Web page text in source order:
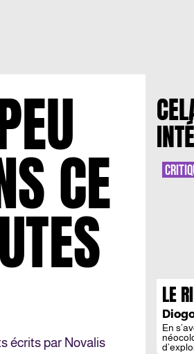
CE
écrits par Novalis
LE
EST
En